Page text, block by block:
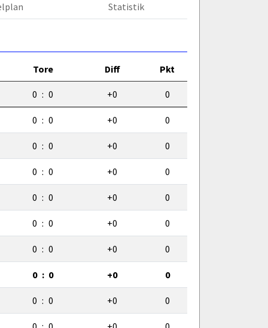
Statistik
Tore Diff Pkt
0 : 0 +0 0
0 : 0 +0 0
0 : 0 +0 0
0 : 0 +0 0
0 : 0 +0 0
0 : 0 +0 0
0 : 0 +0 0
0 : 0 +0 0
0 : 0 +0 0